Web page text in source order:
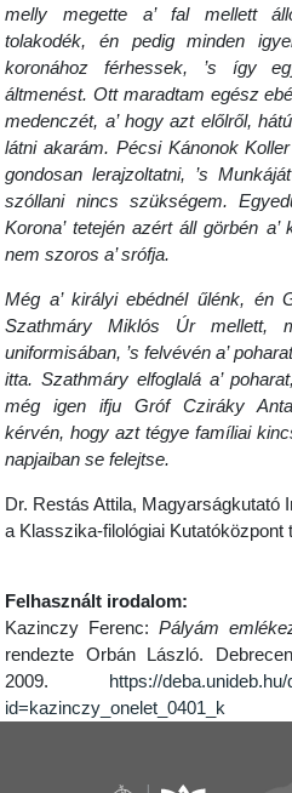
melly megette a’ fal mellett
tolakodék, én pedig minden
koronához férhessek, ’s így
áltmenést. Ott maradtam egész
medenczét, a’ hogy azt előlről,
látni akarám. Pécsi Kánonok
gondosan lerajzoltatni, ’s
szóllani nincs szükségem.
Korona’ tetején azért áll görbén
nem szoros a’ srófja.
Még a’ királyi ebédnél űlénk, én
Szathmáry Miklós Úr mellett,
uniformisában, ’s felvévén a’
itta. Szathmáry elfoglalá a’
még igen ifju Gróf Cziráky
kérvén, hogy azt tégye famíliai
napjaiban se felejtse.
Dr. Restás Attila, Magyarságkutató
a Klasszika-filológiai
Felhasznált irodalom:
Kazinczy Ferenc:Pályám
rendezte Orbán László.
2009.
https://
id=kazinczy_onelet_0401_k